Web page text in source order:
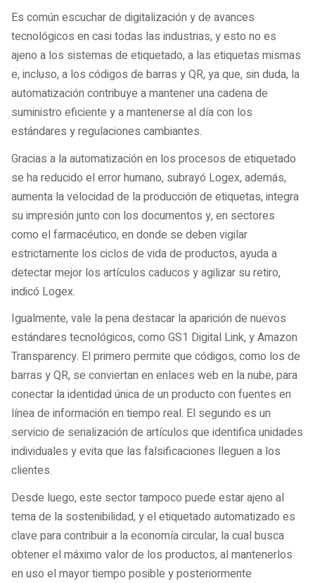
Es común escuchar de digitalización y de avances
tecnológicos en casi todas las industrias, y esto no es
ajeno a los sistemas de etiquetado, a las etiquetas mismas
e, incluso, a los códigos de barras y QR, ya que, sin duda, la
automatización contribuye a mantener una cadena de
suministro eficiente y a mantenerse al día con los
estándares y regulaciones cambiantes.
Gracias a la automatización en los procesos de etiquetado
se ha reducido el error humano, subrayó Logex, además,
aumenta la velocidad de la producción de etiquetas, integra
su impresión junto con los documentos y, en sectores
como el farmacéutico, en donde se deben vigilar
estrictamente los ciclos de vida de productos, ayuda a
detectar mejor los artículos caducos y agilizar su retiro,
indicó Logex.
Igualmente, vale la pena destacar la aparición de nuevos
estándares tecnológicos, como GS1 Digital Link, y Amazon
Transparency. El primero permite que códigos, como los de
barras y QR, se conviertan en enlaces web en la nube, para
conectar la identidad única de un producto con fuentes en
línea de información en tiempo real. El segundo es un
servicio de serialización de artículos que identifica unidades
individuales y evita que las falsificaciones lleguen a los
clientes.
Desde luego, este sector tampoco puede estar ajeno al
tema de la sostenibilidad, y el etiquetado automatizado es
clave para contribuir a la economía circular, la cual busca
obtener el máximo valor de los productos, al mantenerlos
en uso el mayor tiempo posible y posteriormente